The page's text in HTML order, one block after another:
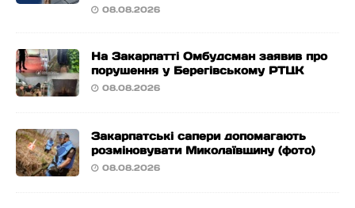
08.08.2026
На Закарпатті Омбудсман заявив про
порушення у Берегівському РТЦК
08.08.2026
Закарпатські сапери допомагають
розміновувати Миколаївщину (фото)
08.08.2026